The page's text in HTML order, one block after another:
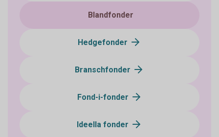
Blandfonder
Hedgefonder
Branschfonder
Fond-i-fonder
Ideella fonder